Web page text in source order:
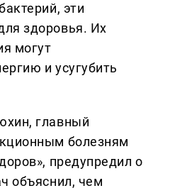
эти
здоровья. Их
могут
и усугубить
главный
болезням
предупредил о
объяснил, чем